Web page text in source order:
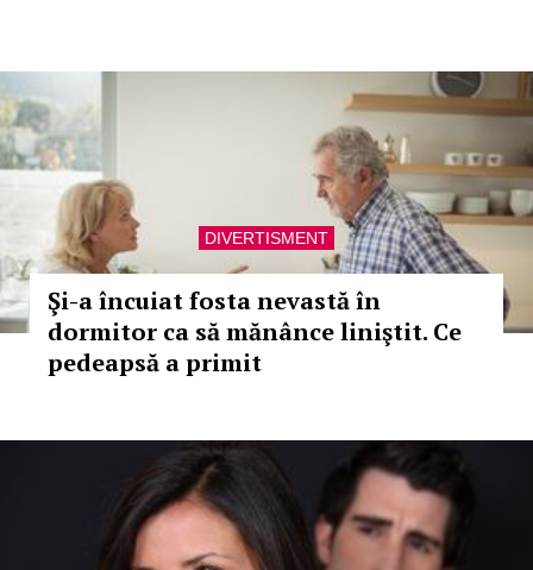
DIVERTISMENT
Şi-a încuiat fosta nevastă în
dormitor ca să mănânce liniştit. Ce
pedeapsă a primit